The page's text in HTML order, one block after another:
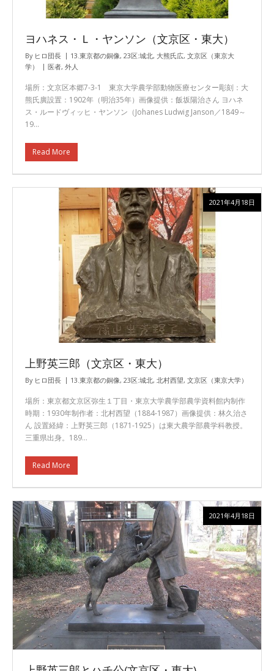
ヨハネス・Ｌ・ヤンソン（文京区・東大）
By ヒロ団長 13.東京都の銅像, 23区:城北, 大熊氏広, 文京区（東京大
学）
医者, 外人
場所：文京区本郷7-3-1 東京大学農学部動物医療センター彫刻：大
熊氏廣設置：1902年（明治35年）画像提供：飯坂陽治さん ヨハネ
ス・ルードヴィッヒ・ヤンソン（Johanes Ludwig Janson／1849～
19…
Read More
上野英三郎（文京区・東大）
By ヒロ団長 13.東京都の銅像, 23区:城北, 北村西望, 文京区（東京大学）
場所：東京都文京区弥生１丁目・東京大学農学部農学資料館内制作
時期：1930年制作者：北村西望（1884-1987）画像提供：林久治さ
ん 設置経緯：上野英三郎（1871-1925）は東大農学部農学科教授。
三重県出身。189…
Read More
2021年4月18日
2021年4月18日